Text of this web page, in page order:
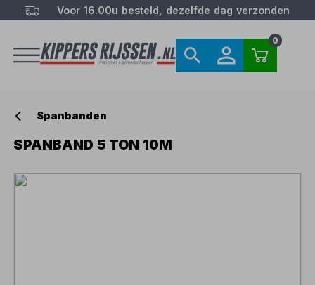
Voor 16.00u besteld, dezelfde dag verzonden
0
Spanbanden
SPANBAND 5 TON 10M